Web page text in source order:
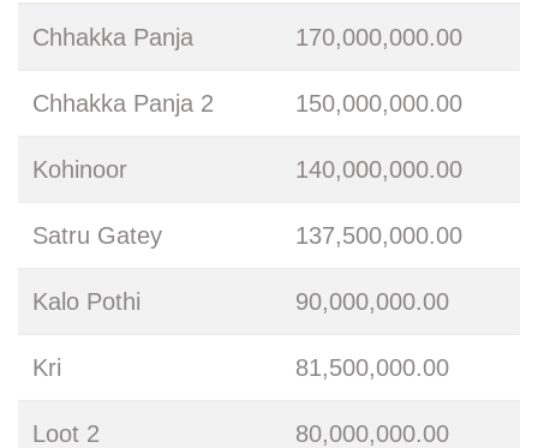
Chhakka Panja 170,000,000.00
Chhakka Panja 2 150,000,000.00
Kohinoor 140,000,000.00
Satru Gatey 137,500,000.00
Kalo Pothi 90,000,000.00
Kri 81,500,000.00
Loot 2 80,000,000.00